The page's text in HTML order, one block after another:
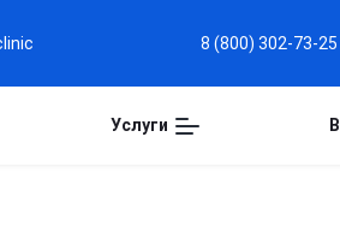
8 (800) 302-73-25
Услуги